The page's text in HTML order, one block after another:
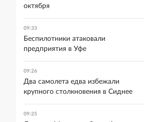
октября
09:33
Беспилотники атаковали
предприятия в Уфе
09:26
Два самолета едва избежали
крупного столкновения в Сиднее
09:25